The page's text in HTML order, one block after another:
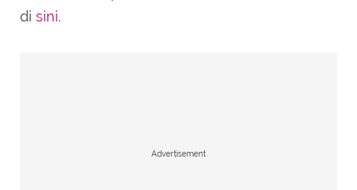
di sini.
Advertisement